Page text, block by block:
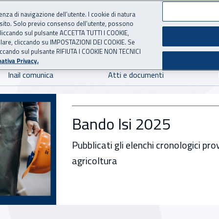
l'Assicurazione
Inail comunica
Atti e documenti
SI.IN.PRE.SA., un
L’iniziativa itinerante dell’Inail che
mobili per offrire servizi a cittadini e
di navigazione dell’utente. I cookie di natura
Solo previo consenso dell’utente, possono
sul pulsante ACCETTA TUTTI I COOKIE,
cliccando su IMPOSTAZIONI DEI COOKIE. Se
sul pulsante RIFIUTA I COOKIE NON TECNICI
Privacy.